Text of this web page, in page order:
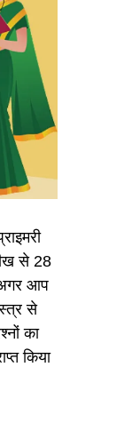
से 28
अगर आप
से
का
किया